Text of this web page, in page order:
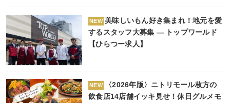
NEW 美味しいもん好き集まれ！地元を愛
するスタッフ大募集 ― トップワールド
【ひらつー求人】
NEW
〈2026年版〉ニトリモール枚方の
飲食店14店舗イッキ見せ！休日グルメモ